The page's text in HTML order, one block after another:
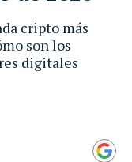
cripto más
son los
digitales